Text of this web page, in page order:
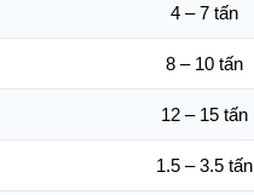
4 – 7 tấn
8 – 10 tấn
12 – 15 tấn
1.5 – 3.5 tấn